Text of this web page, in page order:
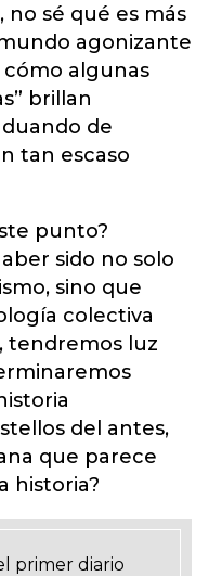
no sé qué es más
agonizante
algunas
brillan
de
tan escaso
punto?
sido no solo
sino que
colectiva
tendremos luz
del antes,
que parece
historia?
primer diario